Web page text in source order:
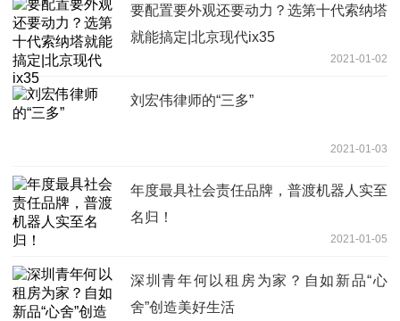
要配置要外观还要动力？选第十代索纳塔
就能搞定|北京现代ix35
2021-01-02
刘宏伟律师的“三多”
2021-01-03
年度最具社会责任品牌，普渡机器人实至
名归！
2021-01-05
深圳青年何以租房为家？自如新品“心
舍”创造美好生活